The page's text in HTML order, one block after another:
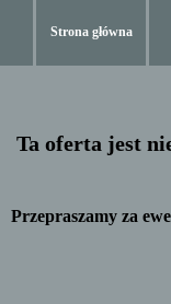
Strona główna
Ta oferta jest
Przepraszamy za